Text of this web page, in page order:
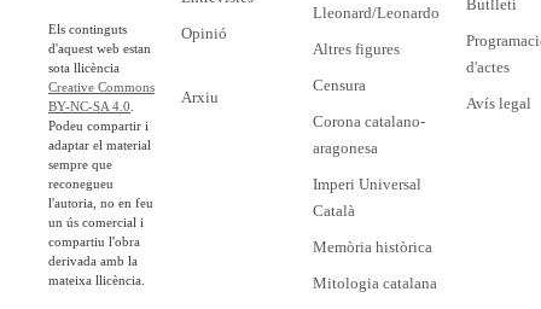
Els continguts
d'aquest web estan
sota llicència
Creative Commons
BY-NC-SA 4.0
Podeu compartir i
adaptar el material
sempre que
reconegueu
l'autoria, no en feu
un ús comercial i
compartiu l'obra
derivada amb la
mateixa llicència.
Opinió
Arxiu
Lleonard/Leonardo
Altres figures
Censura
Corona catalano-
aragonesa
Imperi Universal
Català
Memòria històrica
Mitologia catalana
Butlletí
d'actes
Avís legal